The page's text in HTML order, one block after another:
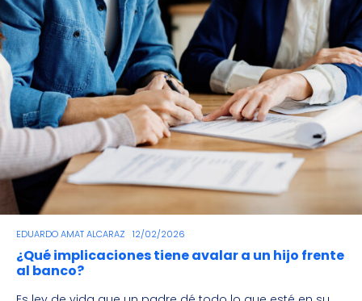
EDUARDO AMAT ALCARAZ 12/02/2026
¿Qué implicaciones tiene avalar a un hijo frente
al banco?